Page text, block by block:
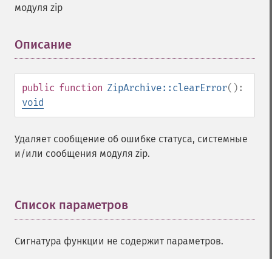
модуля zip
Описание
public function ZipArchive::clearError():
void
Удаляет сообщение об ошибке статуса, системные
и/или сообщения модуля zip.
Список параметров
Сигнатура функции не содержит параметров.